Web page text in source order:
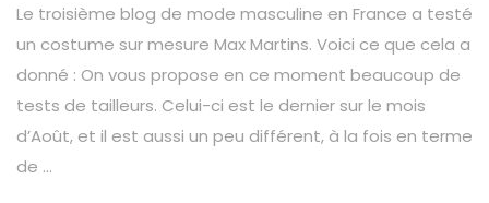
Le troisième blog de mode masculine en France a testé
un costume sur mesure Max Martins. Voici ce que cela a
donné : On vous propose en ce moment beaucoup de
tests de tailleurs. Celui-ci est le dernier sur le mois
d’Août, et il est aussi un peu différent, à la fois en terme
de …